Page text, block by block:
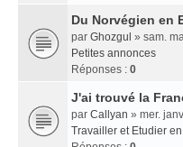
Du Norvégien en
par Ghozgul » sam.
Petites annonces
Réponses : 0
J'ai trouvé la
par Callyan » mer.
Travailler et Etudier